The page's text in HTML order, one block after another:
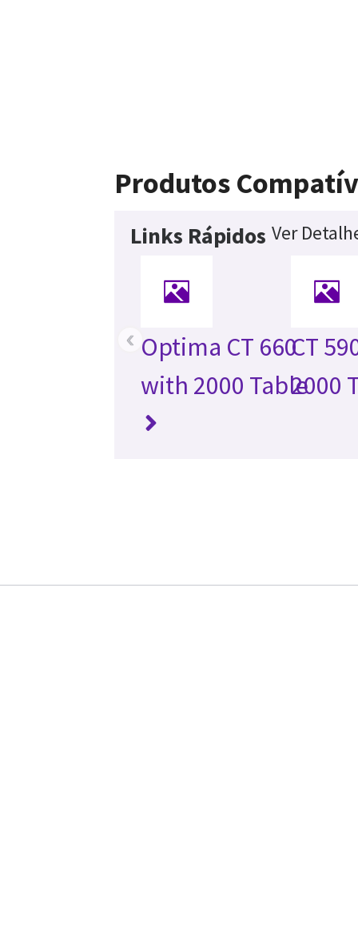
Produtos
Links Rápidos Ver
Optima CT 660
with 2000 Table
CT
2000
‹